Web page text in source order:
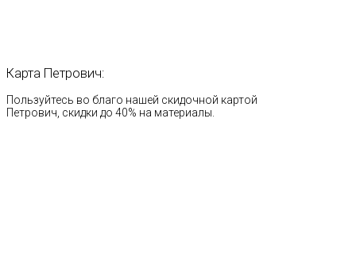
Карта Петрович:
Пользуйтесь во благо нашей скидочной картой
Петрович, скидки до 40% на материалы.